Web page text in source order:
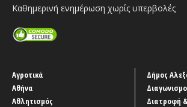
Καθημερινή ενημέρωση χωρίς υπερβολές
Αγροτικά
Αθήνα
Αθλητισμός
Δήμος
Διατροφή